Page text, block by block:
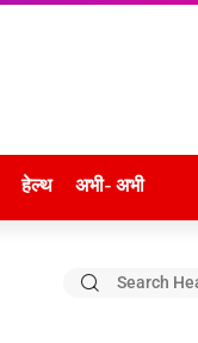
हेल्थ अभी- अभी